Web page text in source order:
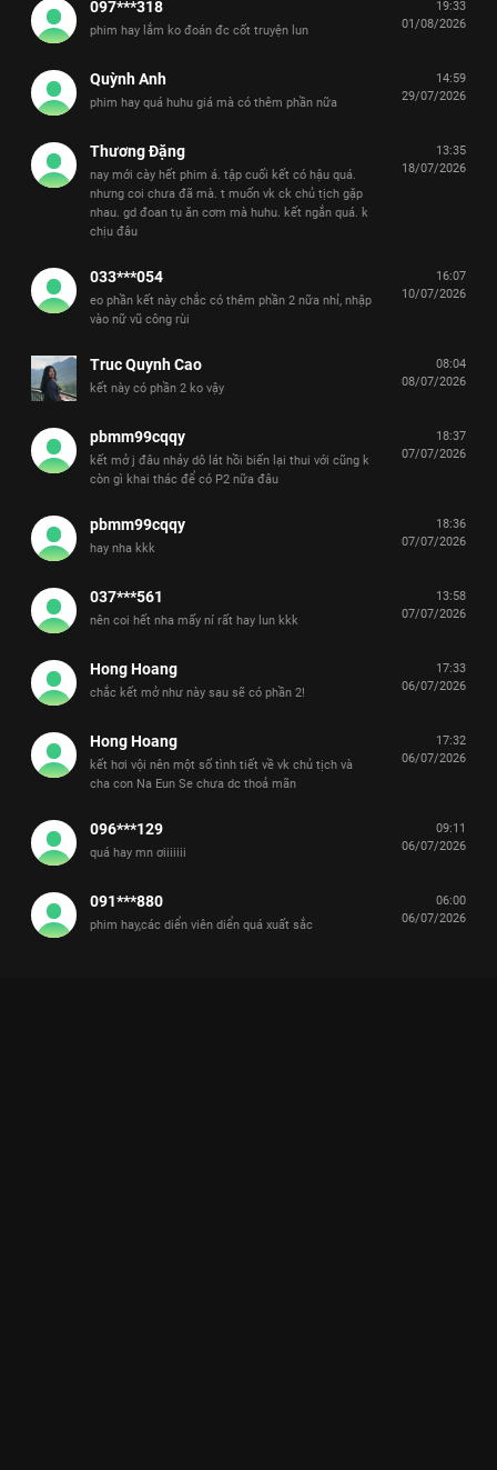
097***318
phim hay lắm ko đoán đc cốt truyện lun
19:33
01/08/2026
Quỳnh Anh
phim hay quá huhu giá mà có thêm phần nữa
14:59
29/07/2026
Thương Đặng
nay mới cày hết phim á. tập cuối kết có hậu quá.
nhưng coi chưa đã mà. t muốn vk ck chủ tịch gặp
nhau. gd đoan tụ ăn cơm mà huhu. kết ngắn quá. k
chịu đâu
13:35
18/07/2026
033***054
eo phần kết này chắc có thêm phần 2 nữa nhỉ, nhập
vào nữ vũ công rùi
16:07
10/07/2026
Truc Quynh Cao
kết này có phần 2 ko vậy
08:04
08/07/2026
pbmm99cqqy
kết mở j đâu nhảy dô lát hồi biến lại thui với cũng k
còn gì khai thác để có P2 nữa đâu
18:37
07/07/2026
pbmm99cqqy
hay nha kkk
18:36
07/07/2026
037***561
nên coi hết nha mấy ní rất hay lun kkk
13:58
07/07/2026
Hong Hoang
chắc kết mở như này sau sẽ có phần 2!
17:33
06/07/2026
Hong Hoang
kết hơi vội nên một số tình tiết về vk chủ tịch và
cha con Na Eun Se chưa dc thoả mãn
17:32
06/07/2026
096***129
quá hay mn ơiiiiiii
09:11
06/07/2026
091***880
phim hay,các diển viên diển quá xuất sắc
06:00
06/07/2026